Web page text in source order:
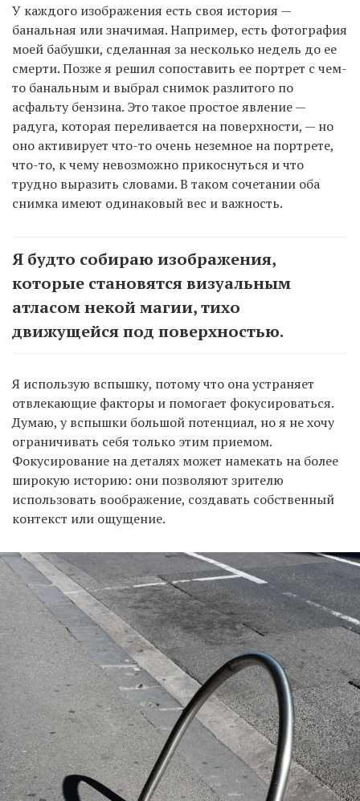
У каждого изображения есть своя история —
банальная или значимая. Например, есть фотография
моей бабушки, сделанная за несколько недель до ее
смерти. Позже я решил сопоставить ее портрет с чем-
то банальным и выбрал снимок разлитого по
асфальту бензина. Это такое простое явление —
радуга, которая переливается на поверхности, — но
оно активирует что-то очень неземное на портрете,
что-то, к чему невозможно прикоснуться и что
трудно выразить словами. В таком сочетании оба
снимка имеют одинаковый вес и важность.
Я будто собираю изображения,
которые становятся визуальным
атласом некой магии, тихо
движущейся под поверхностью.
Я использую вспышку, потому что она устраняет
отвлекающие факторы и помогает фокусироваться.
Думаю, у вспышки большой потенциал, но я не хочу
ограничивать себя только этим приемом.
Фокусирование на деталях может намекать на более
широкую историю: они позволяют зрителю
использовать воображение, создавать собственный
контекст или ощущение.